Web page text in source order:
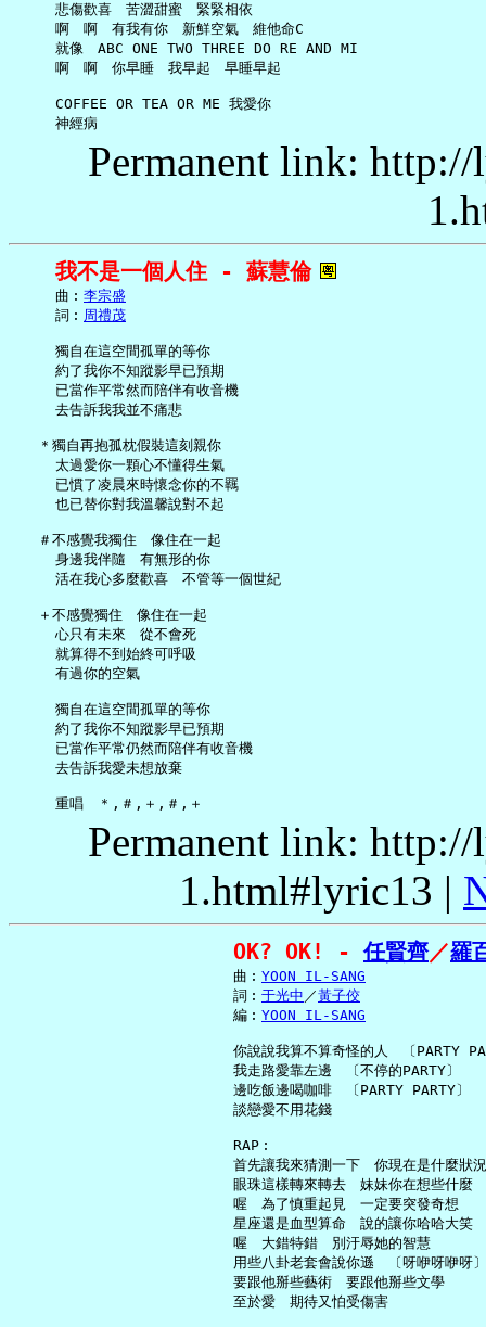
     悲傷歡喜　苦澀甜蜜　緊緊相依
     啊　啊　有我有你　新鮮空氣　維他命C
     就像　ABC ONE TWO THREE DO RE AND MI
     啊　啊　你早睡　我早起　早睡早起
     COFFEE OR TEA OR ME 我愛你
Permanent link:
我不是一個人住 - 蘇慧倫
     曲︰
李宗盛
     詞︰
周禮茂
     獨自在這空間孤單的等你
     約了我你不知蹤影早已預期
     已當作平常然而陪伴有收音機
     去告訴我我並不痛悲
   ＊獨自再抱孤枕假裝這刻親你
     太過愛你一顆心不懂得生氣
     已慣了凌晨來時懷念你的不羈
     也已替你對我溫馨說對不起
   ＃不感覺我獨住　像住在一起
     身邊我伴隨　有無形的你
     活在我心多麼歡喜　不管等一個世紀
   ＋不感覺獨住　像住在一起
     心只有未來　從不會死
     就算得不到始終可呼吸
     有過你的空氣
     獨自在這空間孤單的等你
     約了我你不知蹤影早已預期
     已當作平常仍然而陪伴有收音機
     去告訴我愛未想放棄
Permanent link:
1.html#lyric13 |
OK? OK! - 任賢齊／羅
     曲︰
YOON IL-SANG
     詞︰
于光中 ／黃子佼
     編︰
YOON IL-SANG
你說說我算不算奇怪的人　〔PARTY
     我走路愛靠左邊　〔不停的PARTY〕
     邊吃飯邊喝咖啡　〔PARTY PARTY〕
     談戀愛不用花錢
     RAP︰
     首先讓我來猜測一下　你現在是什麼狀況
     眼珠這樣轉來轉去　妹妹你在想些什麼
     喔　為了慎重起見　一定要突發奇想
     星座還是血型算命　說的讓你哈哈大笑
     喔　大錯特錯　別汙辱她的智慧
     用些八卦老套會說你遜　〔呀咿呀咿呀〕
     要跟他掰些藝術　要跟他掰些文學
     至於愛　期待又怕受傷害